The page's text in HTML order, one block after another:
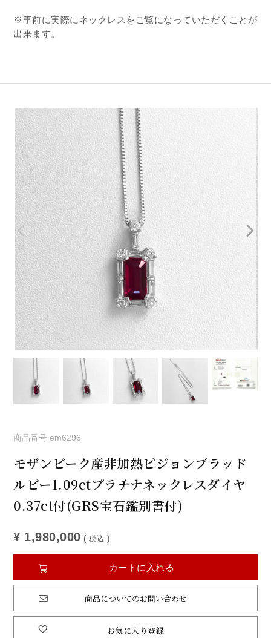
※事前に実際にネックレスをご覧になっていただくことが
出来ます。
商品番号 em6296
モザンビーク産非加熱ピジョンブラッド
ルビー1.09ctプラチナネックレスダイヤ
0.37ct付(GRS宝石鑑別書付)
¥ 1,980,000 税込
お気に入り登録
カートに入れる
商品についてのお問い合わせ